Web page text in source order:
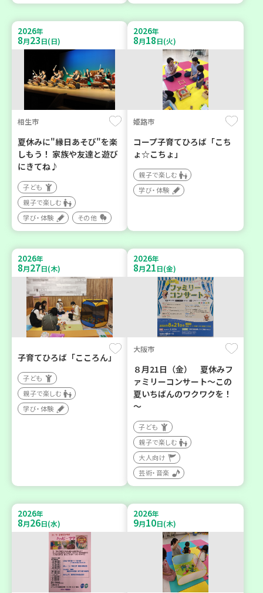
2026年
8月23日(日)
相生市
夏休みに"縁日あそび"を楽
しもう！ 家族や友達と遊び
にきてね♪
子ども
親子で楽しむ
学び・体験
その他
2026年
8月18日(火)
姫路市
コープ子育てひろば「こち
ょ☆こちょ」
親子で楽しむ
学び・体験
2026年
8月27日(木)
子育てひろば「こころん」
子ども
親子で楽しむ
学び・体験
2026年
8月21日(金)
大阪市
８月21日（金） 夏休みフ
ァミリーコンサート～この
夏いちばんのワクワクを！
～
子ども
親子で楽しむ
大人向け
芸術・音楽
2026年
8月26日(水)
2026年
9月10日(木)